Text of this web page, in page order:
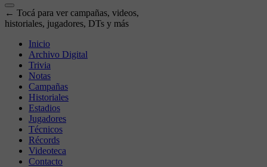
← Tocá para ver campañas, videos,
historiales, jugadores, DTs y más
Inicio
Archivo Digital
Trivia
Notas
Campañas
Historiales
Estadios
Jugadores
Técnicos
Récords
Videoteca
Contacto